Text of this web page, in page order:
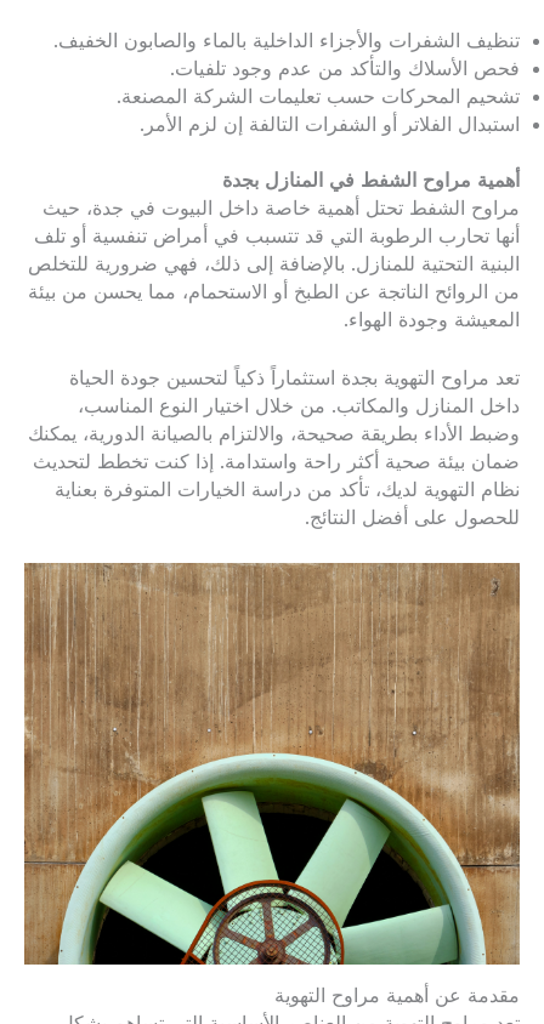
تنظيف الشفرات والأجزاء الداخلية بالماء والصابون الخفيف.
فحص الأسلاك والتأكد من عدم وجود تلفيات.
تشحيم المحركات حسب تعليمات الشركة المصنعة.
استبدال الفلاتر أو الشفرات التالفة إن لزم الأمر.
أهمية مراوح الشفط في المنازل بجدة
مراوح الشفط تحتل أهمية خاصة داخل البيوت في جدة، حيث
أنها تحارب الرطوبة التي قد تتسبب في أمراض تنفسية أو تلف
البنية التحتية للمنازل. بالإضافة إلى ذلك، فهي ضرورية للتخلص
من الروائح الناتجة عن الطبخ أو الاستحمام، مما يحسن من بيئة
المعيشة وجودة الهواء.
تعد مراوح التهوية بجدة استثماراً ذكياً لتحسين جودة الحياة
داخل المنازل والمكاتب. من خلال اختيار النوع المناسب،
وضبط الأداء بطريقة صحيحة، والالتزام بالصيانة الدورية، يمكنك
ضمان بيئة صحية أكثر راحة واستدامة. إذا كنت تخطط لتحديث
نظام التهوية لديك، تأكد من دراسة الخيارات المتوفرة بعناية
للحصول على أفضل النتائج.
مقدمة عن أهمية مراوح التهوية